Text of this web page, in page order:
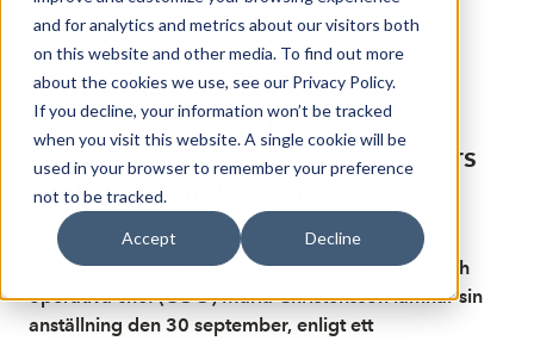
and for analytics and metrics about our visitors both
on this website and other media. To find out more
about the cookies we use, see our Privacy Policy.
If you decline, your information won’t be tracked
when you visit this website. A single cookie will be
used in your browser to remember your preference
not to be tracked.
Accept Decline
This is a news from the Finwire news agencyDisclaimer
Finwire about ABAS Protect AB:
Maria Christensson avslutar
anställning på ABAS Protect - hyrs
istället in som konsult
Industribolaget ABAS Protect finanschef (CFO) och
operativa chef (COO) Maria Christensson lämnar sin
anställning den 30 september, enligt ett